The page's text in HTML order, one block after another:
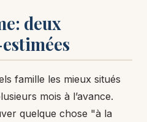
deux
famille les mieux situés
mois à l’avance.
quelque chose "à la